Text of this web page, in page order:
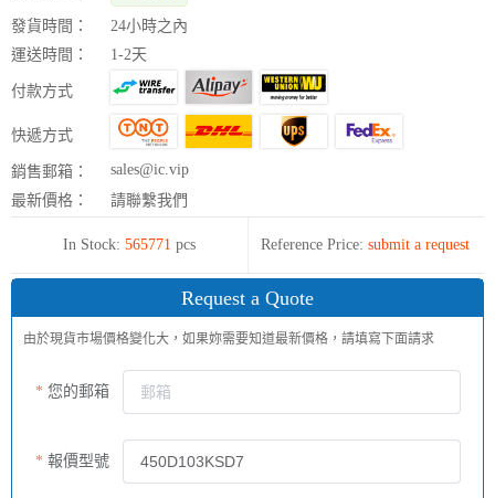
發貨時間：
24小時之內
運送時間：
1-2天
付款方式
快遞方式
銷售郵箱：
sales@ic.vip
最新價格：
請聯繫我們
In Stock: 565771 pcs Reference Price: submit a request
Request a Quote
由於現貨市場價格變化大，如果妳需要知道最新價格，請填寫下面請求
您的郵箱
報價型號